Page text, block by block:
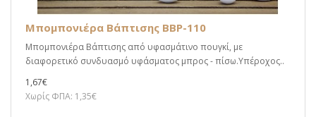
Μπομπονιέρα Βάπτισης BBP-110
Μπομπονιέρα Βάπτισης από υφασμάτινο πουγκί, με
διαφορετικό συνδυασμό υφάσματος μπρος - πίσω.Υπέροχος..
1,67€
Χωρίς ΦΠΑ: 1,35€